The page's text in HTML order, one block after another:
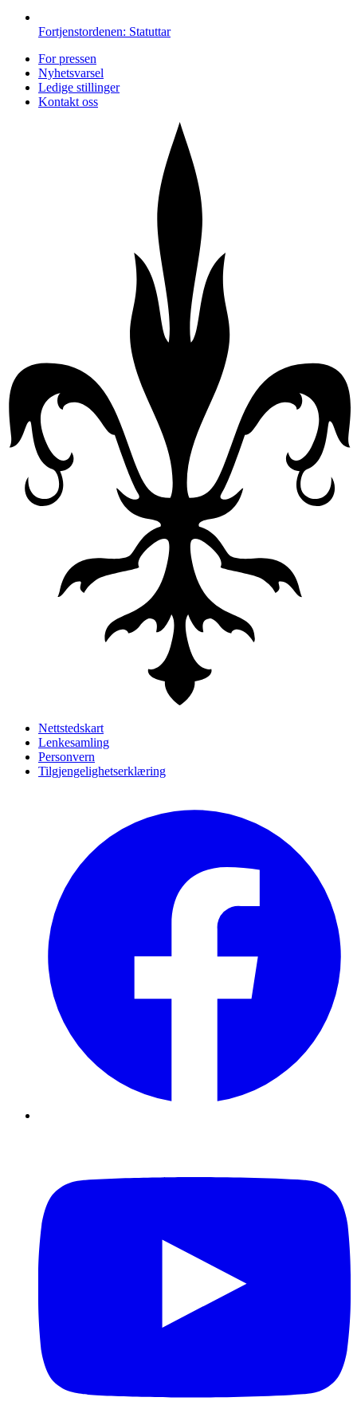
Fortjenstordenen: Statuttar
For pressen
Nyhetsvarsel
Ledige stillinger
Kontakt oss
Nettstedskart
Lenkesamling
Personvern
Tilgjengelighetserklæring